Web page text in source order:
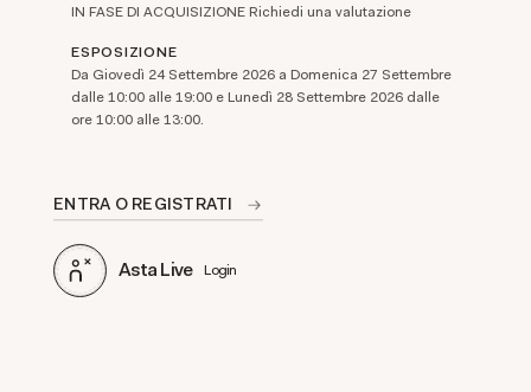
IN FASE DI ACQUISIZIONE Richiedi una valutazione
ESPOSIZIONE
Da Giovedì 24 Settembre 2026 a Domenica 27 Settembre
dalle 10:00 alle 19:00 e Lunedì 28 Settembre 2026 dalle
ore 10:00 alle 13:00.
ENTRA O REGISTRATI
Asta Live Login